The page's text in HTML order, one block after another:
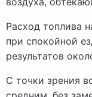
Расход топлива
при спокойной
результатов
С точки зрения